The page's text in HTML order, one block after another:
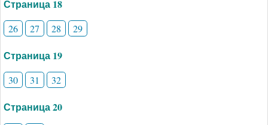
Страница 18
26 27 28 29
Страница 19
30 31 32
Страница 20